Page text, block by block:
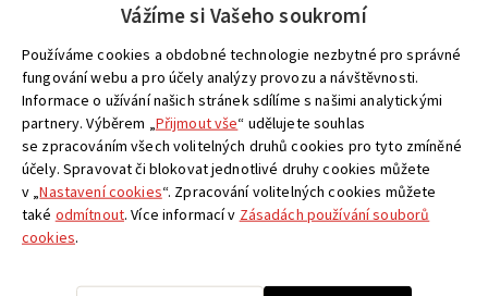
914
+ všechny sloupky v uzlu
Jízdní řády projíždějících linek
Mapa
Vážíme si Vašeho soukromí
Používáme cookies a obdobné technologie nezbytné pro správné
fungování webu a pro účely analýzy provozu a návštěvnosti.
Informace o užívání našich stránek sdílíme s našimi analytickými
partnery. Výběrem „ Přijmout vše“ udělujete souhlas
se zpracováním všech volitelných druhů cookies pro tyto zmíněné
účely. Spravovat či blokovat jednotlivé druhy cookies můžete
v „Nastavení cookies“. Zpracování volitelných cookies můžete
také odmítnout. Více informací v Zásadách používání souborů
cookies.